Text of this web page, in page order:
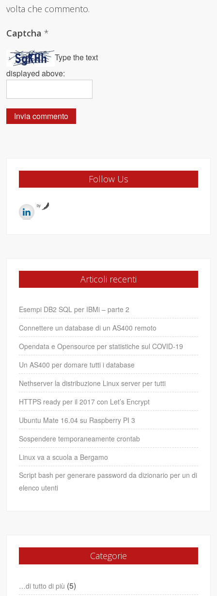
volta che commento.
Captcha*
Type the text
displayed above:
Follow Us
by
Articoli recenti
Esempi DB2 SQL per IBMi – parte 2
Connettere un database di un AS400 remoto
Opendata e Opensource per statistiche sul COVID-19
Un AS400 per domare tutti i database
Nethserver la distribuzione Linux server per tutti
HTTPS ready per il 2017 con Let’s Encrypt
Ubuntu Mate 16.04 su Raspberry PI 3
Sospendere temporaneamente crontab
Linux va a scuola a Bergamo
Script bash per generare password da dizionario per un di
elenco utenti
Categorie
…di tutto di più (5)